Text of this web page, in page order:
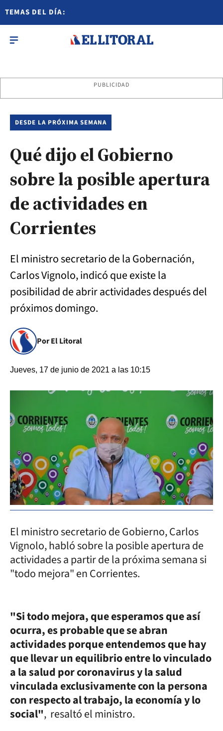
TEMAS DEL DÍA:
PUBLICIDAD
DESDE LA PRÓXIMA SEMANA
Qué dijo el Gobierno
sobre la posible apertura
de actividades en
Corrientes
El ministro secretario de la Gobernación,
Carlos Vignolo, indicó que existe la
posibilidad de abrir actividades después del
próximos domingo.
Por El Litoral
Jueves, 17 de junio de 2021 a las 10:15
El ministro secretario de Gobierno, Carlos
Vignolo, habló sobre la posible apertura de
actividades a partir de la próxima semana si
"todo mejora" en Corrientes.
"Si todo mejora, que esperamos que así
ocurra, es probable que se abran
actividades porque entendemos que hay
que llevar un equilibrio entre lo vinculado
a la salud por coronavirus y la salud
vinculada exclusivamente con la persona
con respecto al trabajo, la economía y lo
social", resaltó el ministro.